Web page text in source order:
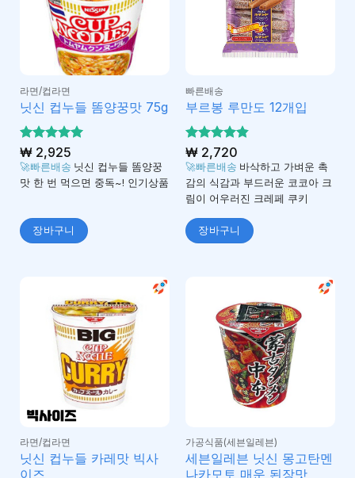
라면/컵라면
닛신 컵누들 똠양꿍맛 75g
5 중에서
4.96로 평
가됨
₩2,925
🚀빠른배송 닛신 컵누들 똠양꿍
맛 한 번 먹으면 중독~! 인기상품
장바구니
빠른배송
부르봉 루만도 12개입
5 중에서
4.8로 평
가됨
₩2,720
🚀빠른배송 바삭하고 가벼운 촉
감의 식감과 부드러운 코코아 크
림이 어우러진 크레페 쿠키
장바구니
라면/컵라면
닛신 컵누들 카레맛 빅사
이즈
가공식품(세븐일레븐)
세븐일레븐 닛신 몽고탄멘
나카모토 매운 된장맛